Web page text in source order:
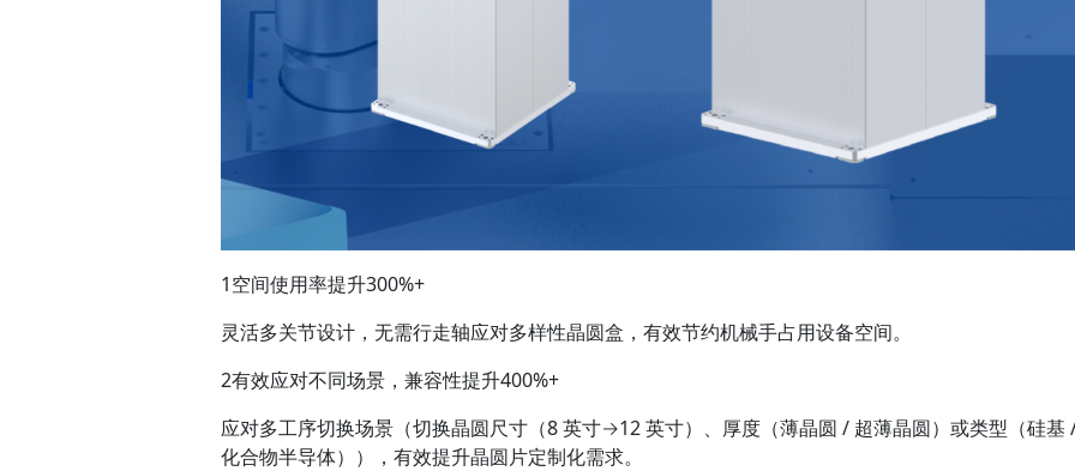
1空间使用率提升300%+
灵活多关节设计，无需行走轴应对多样性晶圆盒，有效节约机械手占用设备空间。
2有效应对不同场景，兼容性提升400%+
应对多工序切换场景（切换晶圆尺寸（8 英寸→12 英寸）、厚度（薄晶圆 / 超薄晶圆）或类型（硅基
化合物半导体）），有效提升晶圆片定制化需求。